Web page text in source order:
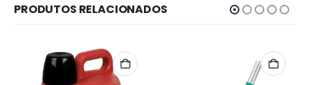
PRODUTOS RELACIONADOS